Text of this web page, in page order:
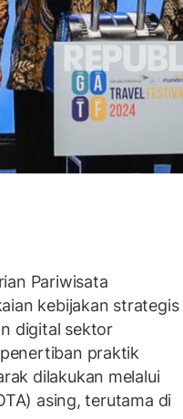
Pariwisata
kebijakan strategis
digital sektor
praktik
dilakukan melalui
asing, terutama di